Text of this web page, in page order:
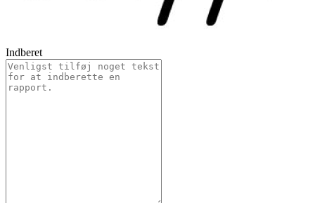
Indberet